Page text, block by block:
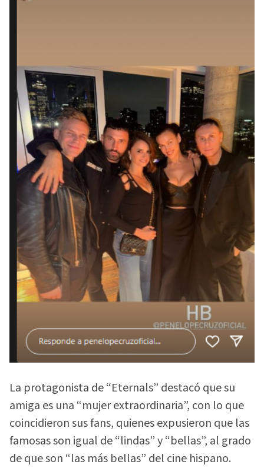
La protagonista de “Eternals” destacó que su
amiga es una “mujer extraordinaria”, con lo que
coincidieron sus fans, quienes expusieron que las
famosas son igual de “lindas” y “bellas”, al grado
de que son “las más bellas” del cine hispano.